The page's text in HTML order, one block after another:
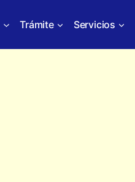
Trámite Servicios